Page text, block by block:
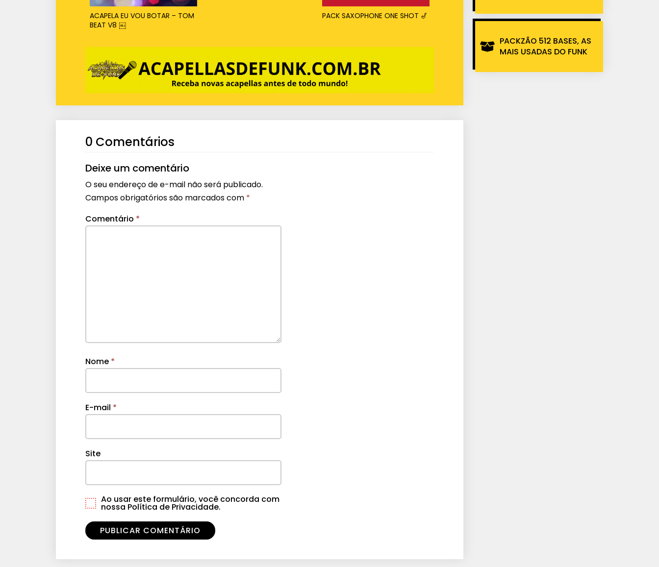
ACAPELA EU VOU BOTAR – TOM
BEAT V8 ￼
PACK SAXOPHONE ONE SHOT 🎷
0 Comentários
Deixe um comentário
O seu endereço de e-mail não será publicado.
Campos obrigatórios são marcados com *
Comentário *
Nome *
E-mail *
Site
Ao usar este formulário, você concorda com
nossa Política de Privacidade.
PACKZÃO 512 BASES, AS
MAIS USADAS DO FUNK